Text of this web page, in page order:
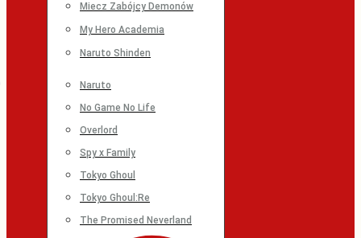
Miecz Zabójcy Demonów
My Hero Academia
Naruto Shinden
Naruto
No Game No Life
Overlord
Spy x Family
Tokyo Ghoul
Tokyo Ghoul:Re
The Promised Neverland